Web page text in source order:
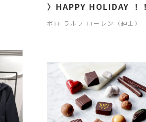
〉HAPPY HOLIDAY ！
ポロ ラルフ ローレン（紳士）